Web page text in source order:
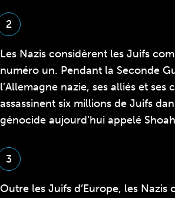
2
Les Nazis considèrent les Juifs
numéro un. Pendant la Seconde
l’Allemagne nazie, ses alliés et ses
assassinent six millions de Juifs
génocide aujourd’hui appelé
3
Outre les Juifs d’Europe, les Nazis